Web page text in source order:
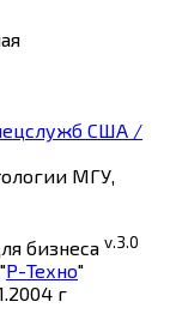
США /
МГУ,
бизнеса v.3.0
Р-Техно"
г